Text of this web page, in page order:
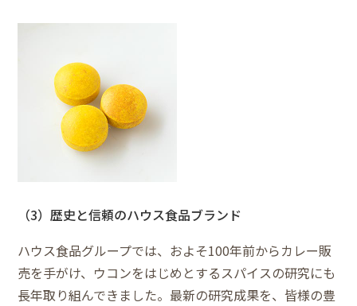
（3）歴史と信頼のハウス食品ブランド
ハウス食品グループでは、およそ100年前からカレー販
売を手がけ、ウコンをはじめとするスパイスの研究にも
長年取り組んできました。最新の研究成果を、皆様の豊